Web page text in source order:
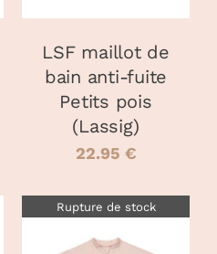
PEUVENT
ÊTRE
CHOISIES
SUR
LA
PAGE
DU
LSF maillot de
bain anti-fuite
Petits pois
(Lassig)
22.95 €
Rupture de stock